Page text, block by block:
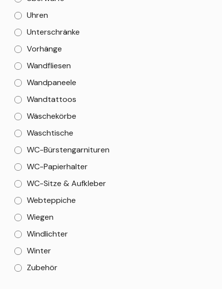
Uhren
Unterschränke
Vorhänge
Wandfliesen
Wandpaneele
Wandtattoos
Wäschekörbe
Waschtische
WC-Bürstengarnituren
WC-Papierhalter
WC-Sitze & Aufkleber
Webteppiche
Wiegen
Windlichter
Winter
Zubehör